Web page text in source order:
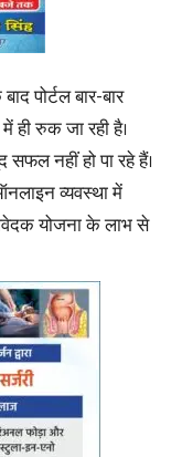
पोर्टल बार-बार
ही रुक जा रही है।
नहीं हो पा रहे हैं।
व्यवस्था में
योजना के लाभ से